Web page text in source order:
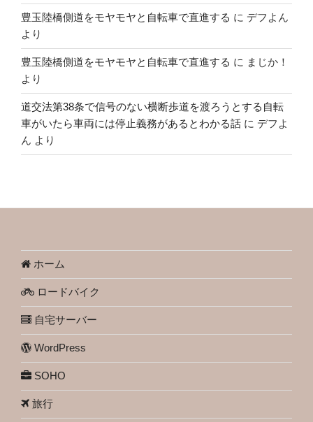
豊玉陸橋側道をモヤモヤと自転車で直進する に デフよん
より
豊玉陸橋側道をモヤモヤと自転車で直進する に まじか！
より
道交法第38条で信号のない横断歩道を渡ろうとする自転
車がいたら車両には停止義務があるとわかる話 に デフよ
ん より
ホーム
ロードバイク
自宅サーバー
WordPress
SOHO
旅行